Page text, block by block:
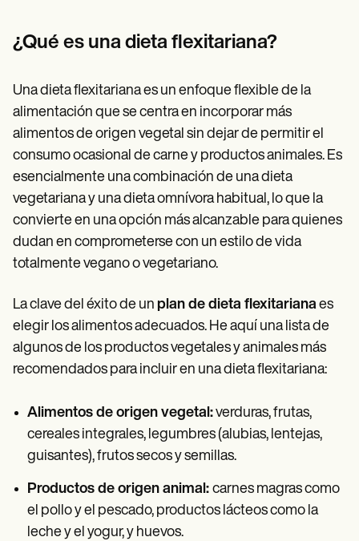
Demos
Training Hub
Become a Partner
Pricing
Why Carepatron?
Get started
¿Qué es una dieta flexitariana?
Una dieta flexitariana es un enfoque flexible de la
alimentación que se centra en incorporar más
alimentos de origen vegetal sin dejar de permitir el
consumo ocasional de carne y productos animales. Es
esencialmente una combinación de una dieta
vegetariana y una dieta omnívora habitual, lo que la
convierte en una opción más alcanzable para quienes
dudan en comprometerse con un estilo de vida
totalmente vegano o vegetariano.
La clave del éxito de un plan de dieta flexitarianaes
elegir los alimentos adecuados. He aquí una lista de
algunos de los productos vegetales y animales más
recomendados para incluir en una dieta flexitariana:
Alimentos de origen vegetal:verduras, frutas,
cereales integrales, legumbres (alubias, lentejas,
guisantes), frutos secos y semillas.
Productos de origen animal: carnes magras como
el pollo y el pescado, productos lácteos como la
leche y el yogur, y huevos.